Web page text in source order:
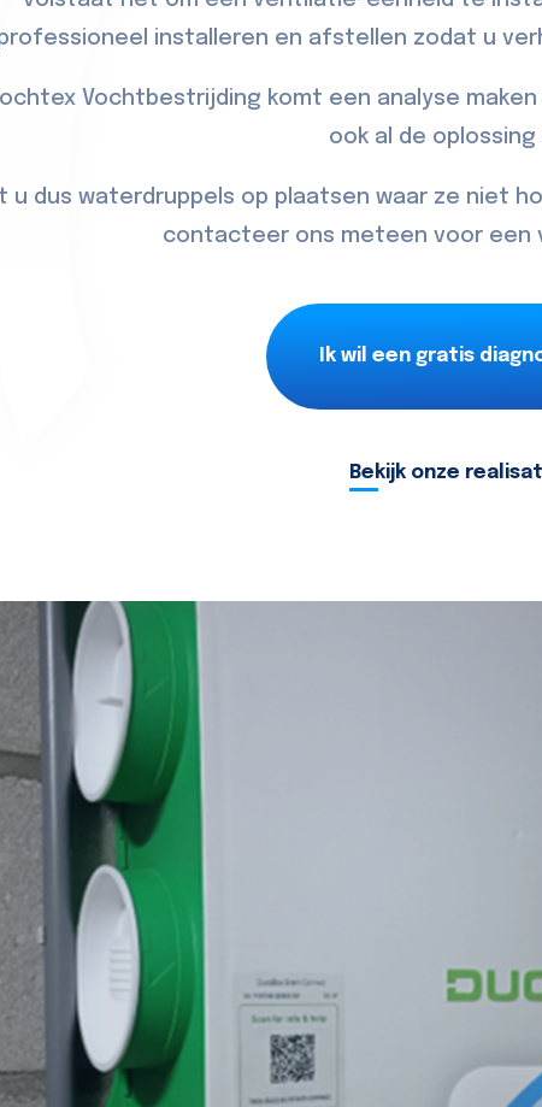
installeren en afstellen zodat u
Vochtbestrijding komt een analyse
ook al de oplossing
u dus waterdruppels op plaatsen waar ze niet
contacteer ons meteen voor een
Ik wil een gratis
Bekijk onze